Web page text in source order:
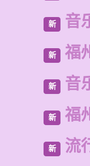
新 音
新 福
新 音
新 福
新 流